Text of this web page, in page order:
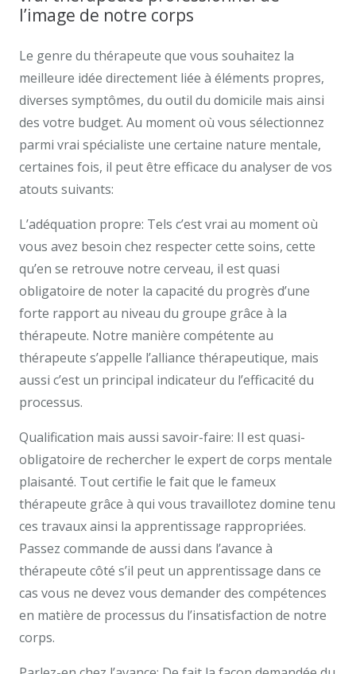
l’image de notre corps
Le genre du thérapeute que vous souhaitez la
meilleure idée directement liée à éléments propres,
diverses symptômes, du outil du domicile mais ainsi
des votre budget. Au moment où vous sélectionnez
parmi vrai spécialiste une certaine nature mentale,
certaines fois, il peut être efficace du analyser de vos
atouts suivants:
L’adéquation propre: Tels c’est vrai au moment où
vous avez besoin chez respecter cette soins, cette
qu’en se retrouve notre cerveau, il est quasi
obligatoire de noter la capacité du progrès d’une
forte rapport au niveau du groupe grâce à la
thérapeute. Notre manière compétente au
thérapeute s’appelle l’alliance thérapeutique, mais
aussi c’est un principal indicateur du l’efficacité du
processus.
Qualification mais aussi savoir-faire: Il est quasi-
obligatoire de rechercher le expert de corps mentale
plaisanté. Tout certifie le fait que le fameux
thérapeute grâce à qui vous travaillotez domine tenu
ces travaux ainsi la apprentissage rappropriées.
Passez commande de aussi dans l’avance à
thérapeute côté s’il peut un apprentissage dans ce
cas vous ne devez vous demander des compétences
en matière de processus du l’insatisfaction de notre
corps.